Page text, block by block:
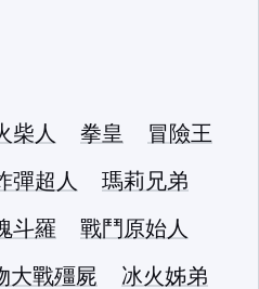
柴人 拳皇
冒險王
彈超人
瑪莉兄弟
斗羅
戰鬥原始人
大戰殭屍
冰火姊弟